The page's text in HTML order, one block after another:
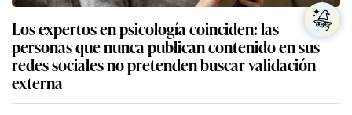
Los expertos en psicología coinciden: las
personas que nunca publican contenido en sus
redes sociales no pretenden buscar validación
externa